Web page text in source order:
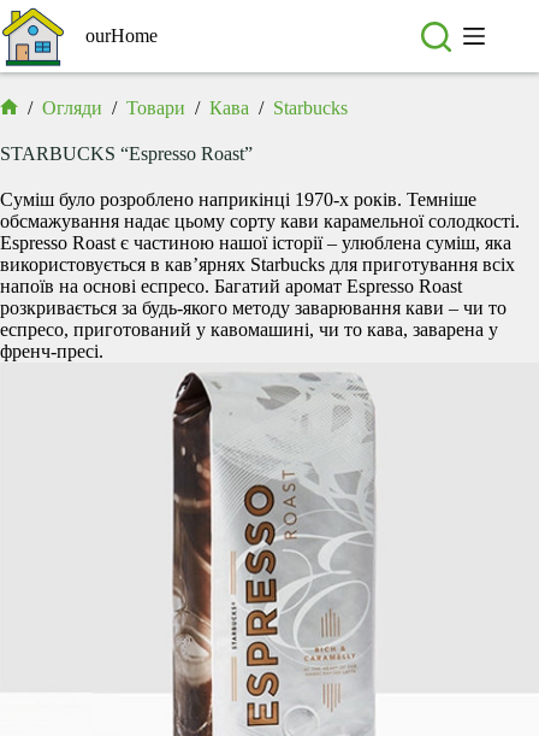
Перейти
до
вмісту
ourHome
/ Огляди / Товари / Кава / Starbucks
STARBUCKS “Espresso Roast”
Суміш було розроблено наприкінці 1970-х років. Темніше
обсмажування надає цьому сорту кави карамельної солодкості.
Espresso Roast є частиною нашої історії – улюблена суміш, яка
використовується в кав’ярнях Starbucks для приготування всіх
напоїв на основі еспресо. Багатий аромат Espresso Roast
розкривається за будь-якого методу заварювання кави – чи то
еспресо, приготований у кавомашині, чи то кава, заварена у
френч-пресі.